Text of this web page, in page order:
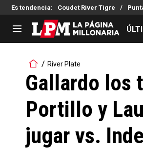
Es tendencia: Coudet River Tigre
LIGA PROFESIONAL
Noticias
Tabla de posiciones
Fixture
Reserva
Copa
River Plate
Gallardo los
Portillo y
jugar vs.